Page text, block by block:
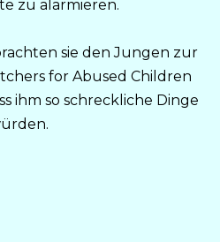
zu alarmieren.
sie den Jungen zur
for Abused Children
ihm so schreckliche Dinge